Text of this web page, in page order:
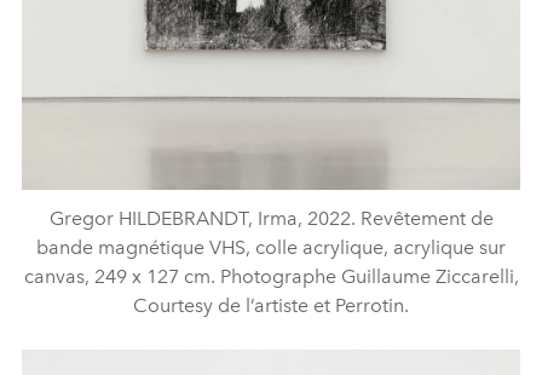
Gregor HILDEBRANDT, Irma, 2022. Revêtement de
bande magnétique VHS, colle acrylique, acrylique sur
canvas, 249 x 127 cm. Photographe Guillaume Ziccarelli,
Courtesy de l’artiste et Perrotin.